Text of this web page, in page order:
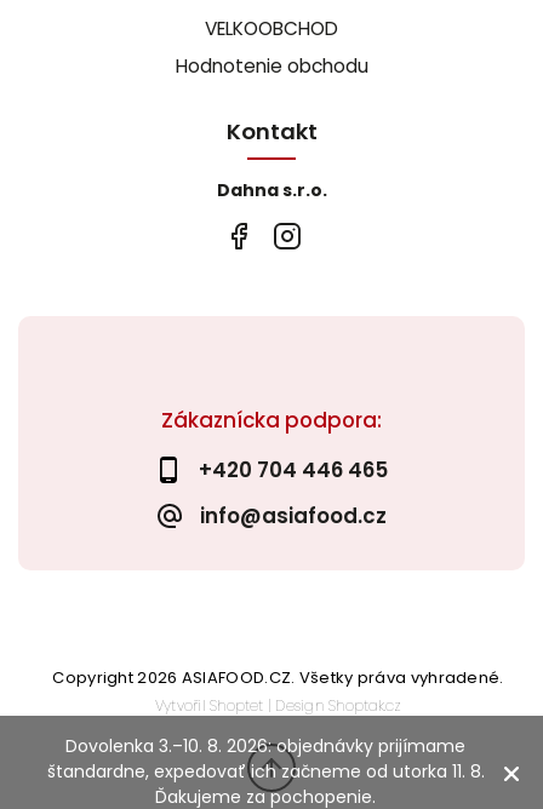
Dovolenka 3.–10. 8. 2026: objednávky prijímame
štandardne, expedovať ich začneme od utorka 11. 8.
Ďakujeme za pochopenie.
Zákaznícka podpora:
+420 704 446 465
info@asiafood.cz
VELKOOBCHOD
Hodnotenie obchodu
Kontakt
Dahna s.r.o.
Copyright 2026 ASIAFOOD.CZ. Všetky práva vyhradené.
VytvořilShoptet | DesignShoptak.cz